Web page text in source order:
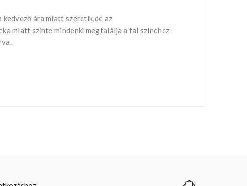
ára miatt szeretik,de az
miatt szinte mindenki megtalálja,a fal színéhez